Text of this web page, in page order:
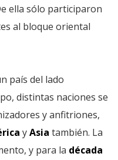
ella sólo participaron
al bloque oriental
país del lado
distintas naciones se
y anfitriones,
yAsia también. La
y para la década